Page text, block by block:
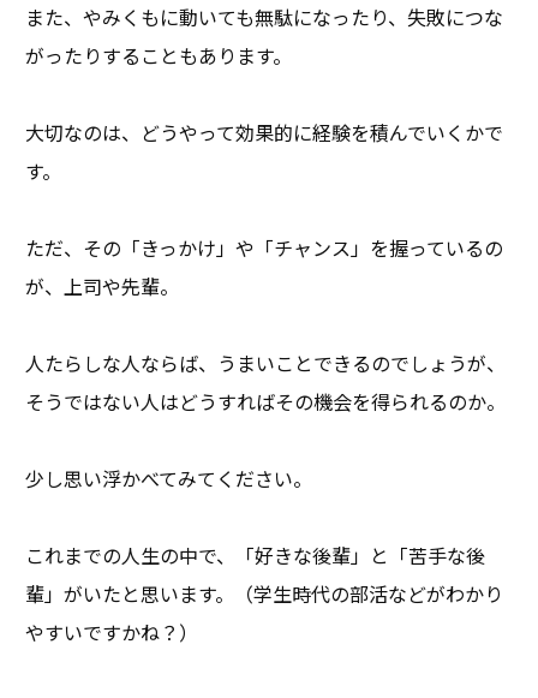
また、やみくもに動いても無駄になったり、失敗につな
がったりすることもあります。
大切なのは、どうやって効果的に経験を積んでいくかで
す。
ただ、その「きっかけ」や「チャンス」を握っているの
が、上司や先輩。
人たらしな人ならば、うまいことできるのでしょうが、
そうではない人はどうすればその機会を得られるのか。
少し思い浮かべてみてください。
これまでの人生の中で、「好きな後輩」と「苦手な後
輩」がいたと思います。（学生時代の部活などがわかり
やすいですかね？）